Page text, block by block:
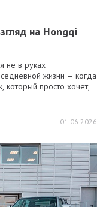
на Hongqi
не в руках
жизни – когда
который просто хочет,
01.06.2026